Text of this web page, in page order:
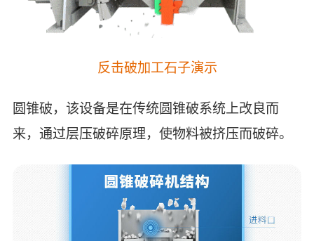
反击破加工石子演示
圆锥破，该设备是在传统圆锥破系统上改良而
来，通过层压破碎原理，使物料被挤压而破碎。